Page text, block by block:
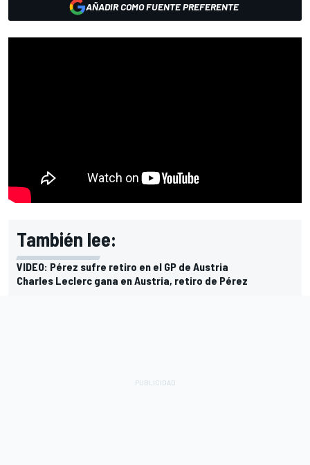
AÑADIR COMO FUENTE PREFERENTE
También lee:
VIDEO: Pérez sufre retiro en el GP de Austria
Charles Leclerc gana en Austria, retiro de Pérez